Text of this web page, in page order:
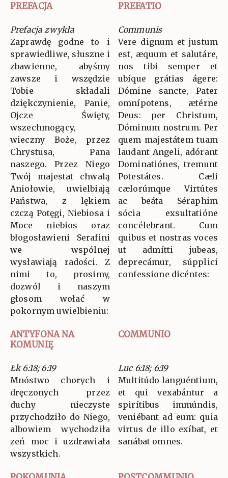
PREFACJA PREFATIO
Prefacja zwykła
Zaprawdę godne to i
sprawiedliwe, słuszne i
zbawienne, abyśmy
zawsze i wszędzie
Tobie składali
dziękczynienie, Panie,
Ojcze Święty,
wszechmogący,
wieczny Boże, przez
Chrystusa, Pana
naszego. Przez Niego
Twój majestat chwalą
Aniołowie, uwielbiają
Państwa, z lękiem
czczą Potęgi, Niebiosa i
Moce niebios oraz
błogosławieni Serafini
we wspólnej
wysławiają radości. Z
nimi to, prosimy,
dozwól i naszym
głosom wołać w
pokornym uwielbieniu:
Communis
Vere dignum et justum
est, æquum et salutáre,
nos tibi semper et
ubíque grátias ágere:
Dómine sancte, Pater
omnípotens, ætérne
Deus: per Christum,
Dóminum nostrum. Per
quem majestátem tuam
laudant Angeli, adórant
Dominatiónes, tremunt
Potestátes. Cæli
cælorúmque Virtútes
ac beáta Séraphim
sócia exsultatióne
concélebrant. Cum
quibus et nostras voces
ut admítti jubeas,
deprecámur, súpplici
confessione dicéntes:
ANTYFONA NA
KOMUNIĘ
COMMUNIO
Łk 6:18; 6:19
Mnóstwo chorych i
dręczonych przez
duchy nieczyste
przychodziło do Niego,
albowiem wychodziła
zeń moc i uzdrawiała
wszystkich.
Luc 6:18; 6:19
Multitúdo languéntium,
et qui vexabántur a
spirítibus immúndis,
veniébant ad eum: quia
virtus de illo exíbat, et
sanábat omnes.